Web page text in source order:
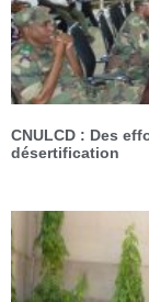
CNULCD : Des
désertification